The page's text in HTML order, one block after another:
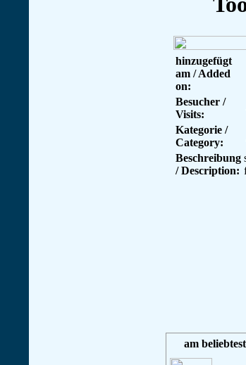
hinzugefügt
am / Added
on:
Besucher /
Visits:
Kategorie /
Category:
Beschreibung
/ Description:
am